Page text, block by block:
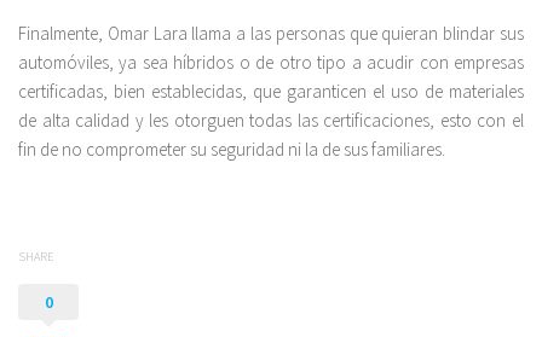
Finalmente, Omar Lara llama a las personas que quieran blindar sus
automóviles, ya sea híbridos o de otro tipo a acudir con empresas
certificadas, bien establecidas, que garanticen el uso de materiales
de alta calidad y les otorguen todas las certificaciones, esto con el
fin de no comprometer su seguridad ni la de sus familiares.
SHARE
0